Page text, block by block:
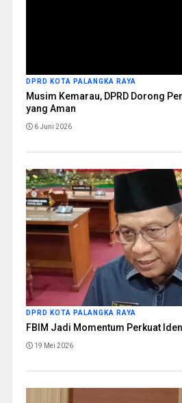
DPRD KOTA PALANGKA RAYA
Musim Kemarau, DPRD Dorong
yang Aman
6 Juni 2026
DPRD KOTA PALANGKA RAYA
FBIM Jadi Momentum Perkuat
19 Mei 2026